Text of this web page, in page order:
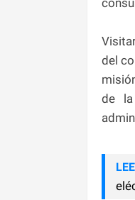
del
de la